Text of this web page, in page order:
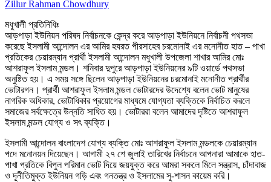
Zillur Rahman Chowdhury
মধুখালী প্রতিনিধিঃ
আড়পাড়া ইউনিয়ন পরিষদ নির্বাচনকে কেন্দ্র করে আড়পাড়া ইউনিয়নে নির্বাচনী পথসভা
করেছে ইসলামী আন্দোলন এর আমির হযরত পীরসাহেব চরমোনাই এর মনোনীত হাত – পাখা
প্রতিকের চেয়ারম্যান প্রার্থী ইসলামী আন্দোলন মধুখালী উপজেলা শাখার আমির মোঃ
আশরাফুল ইসলাম মন্ডল। শনিবার দুপুরে আড়পাড়া ইউনিয়নের ৯টি ওয়ার্ডে পথসভা
অনুষ্টিত হয়। এ সময় সঙ্গে ছিলেন আড়পাড়া ইউনিয়নের চরমোনাই মনোনীত প্রার্থীর
ভোটারগন। প্রার্থী আশরাফুল ইসলাম মন্ডল ভোটারদের উদেশ্যে বলেন ভোট মানুষের
নাগরিক অধিকার, ভোটাধিকার প্রয়োগের মাধ্যমে যোগ্যতা ব্যক্তিকে নির্বাচিত করলে
সমাজের সর্বক্ষেত্রে উন্নতি সাধিত হয়। ভোটাররা বলেন আমাদের দৃষ্টিতে আশরাফুল
ইসলাম মন্ডল যোগ্য ও সৎ ব্যক্তি।
ইসলামী আন্দোলন বাংলাদেশ যোগ্য ব্যক্তি মোঃ আশরাফুল ইসলাম মন্ডলকে চেয়ারম্যান
পদে মনোনয়ন দিয়েছেন। আগামী ২৭ শে জুলাই তারিখের নির্বাচনে আপনারা আমাকে হাত-
পাখা প্রতিকে বিপুল পরিমান ভোট দিয়ে জয়যুক্ত করে আমরা সকলে মিলে সন্ত্রাস, চাঁদাবাজ
ও দূনীতিমুক্ত ইউনিয়ন গড়ি এবং গনতন্ত্র ও ইসলামের সু-শাসন কায়েম করি।